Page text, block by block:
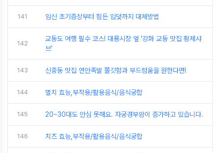
141 임신 초기증상부터 힘든 입덧까지 대체방법
142
교동도 여행 필수 코스! 대룡시장 옆 '강화 교동 맛집 황제샤
브'
143 신중동 맛집 연안족발 쫄깃함과 부드럼움을 원한다면!
144 멸치 효능,부작용/활용음식/음식궁합
145 20~30대도 안심 못해요. 자궁경부암이 증가하고 있습니다.
146 치즈 효능,부작용/활용음식/음식궁합